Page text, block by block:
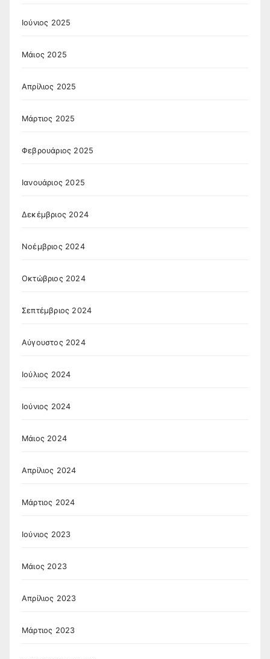
Ιούνιος 2025
Μάιος 2025
Απρίλιος 2025
Μάρτιος 2025
Φεβρουάριος 2025
Ιανουάριος 2025
Δεκέμβριος 2024
Νοέμβριος 2024
Οκτώβριος 2024
Σεπτέμβριος 2024
Αύγουστος 2024
Ιούλιος 2024
Ιούνιος 2024
Μάιος 2024
Απρίλιος 2024
Μάρτιος 2024
Ιούνιος 2023
Μάιος 2023
Απρίλιος 2023
Μάρτιος 2023